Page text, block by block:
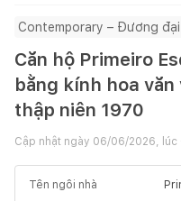
Contemporary – Đương đại
Căn hộ Primeiro
bằng kính hoa
thập niên 1970
Cập nhật ngày 06/06/2026, lúc
Tên ngôi nhà